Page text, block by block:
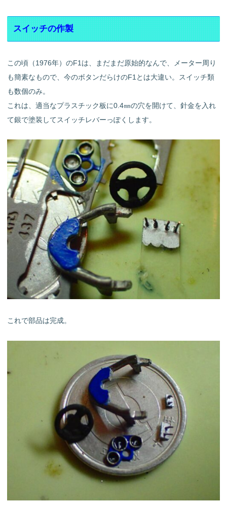
スイッチの作製
この頃（1976年）のF1は、まだまだ原始的なんで、メーター周り
も簡素なもので、今のボタンだらけのF1とは大違い。スイッチ類
も数個のみ。
これは、適当なプラスチック板に0.4㎜の穴を開けて、針金を入れ
て銀で塗装してスイッチレバーっぽくします。
これで部品は完成。